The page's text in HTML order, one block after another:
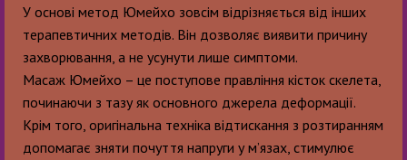
У основі метод Юмейхо зовсім відрізняється від інших
терапевтичних методів. Він дозволяє виявити причину
захворювання, а не усунути лише симптоми.
Масаж Юмейхо – це поступове правління кісток скелета,
починаючи з тазу як основного джерела деформації.
Крім того, оригінальна техніка відтискання з розтиранням
допомагає зняти почуття напруги у м’язах, стимулює